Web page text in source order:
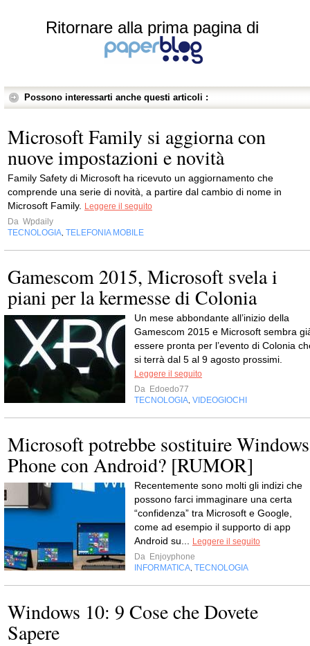
Ritornare alla prima pagina di
Possono interessarti anche questi articoli :
Microsoft Family si aggiorna con
nuove impostazioni e novità
Family Safety di Microsoft ha ricevuto un aggiornamento che
comprende una serie di novità, a partire dal cambio di nome in
Microsoft Family. Leggere il seguito
Da Wpdaily
TECNOLOGIA TELEFONIA MOBILE
Gamescom 2015, Microsoft svela i
piani per la kermesse di Colonia
Un mese abbondante all’inizio della
Gamescom 2015 e Microsoft sembra
essere pronta per l’evento di Colonia
si terrà dal 5 al 9 agosto prossimi.
Leggere il seguito
Da Edoedo77
TECNOLOGIA VIDEOGIOCHI
Microsoft potrebbe sostituire Windows
Phone con Android? [RUMOR]
Recentemente sono molti gli indizi che
possono farci immaginare una certa
“confidenza” tra Microsoft e Google,
come ad esempio il supporto di app
Android su...
Leggere il seguito
Da Enjoyphone
INFORMATICA TECNOLOGIA
Windows 10: 9 Cose che Dovete
Sapere